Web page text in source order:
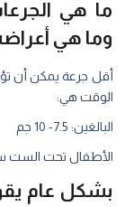
ما هي
وما هي
أقل جرعة يمكن أن
الوقت هي:
البالغين: 7.5- 10 جم
الأطفال تحت الست سنوات: 150- 200 مللي جرام
بشكل عام